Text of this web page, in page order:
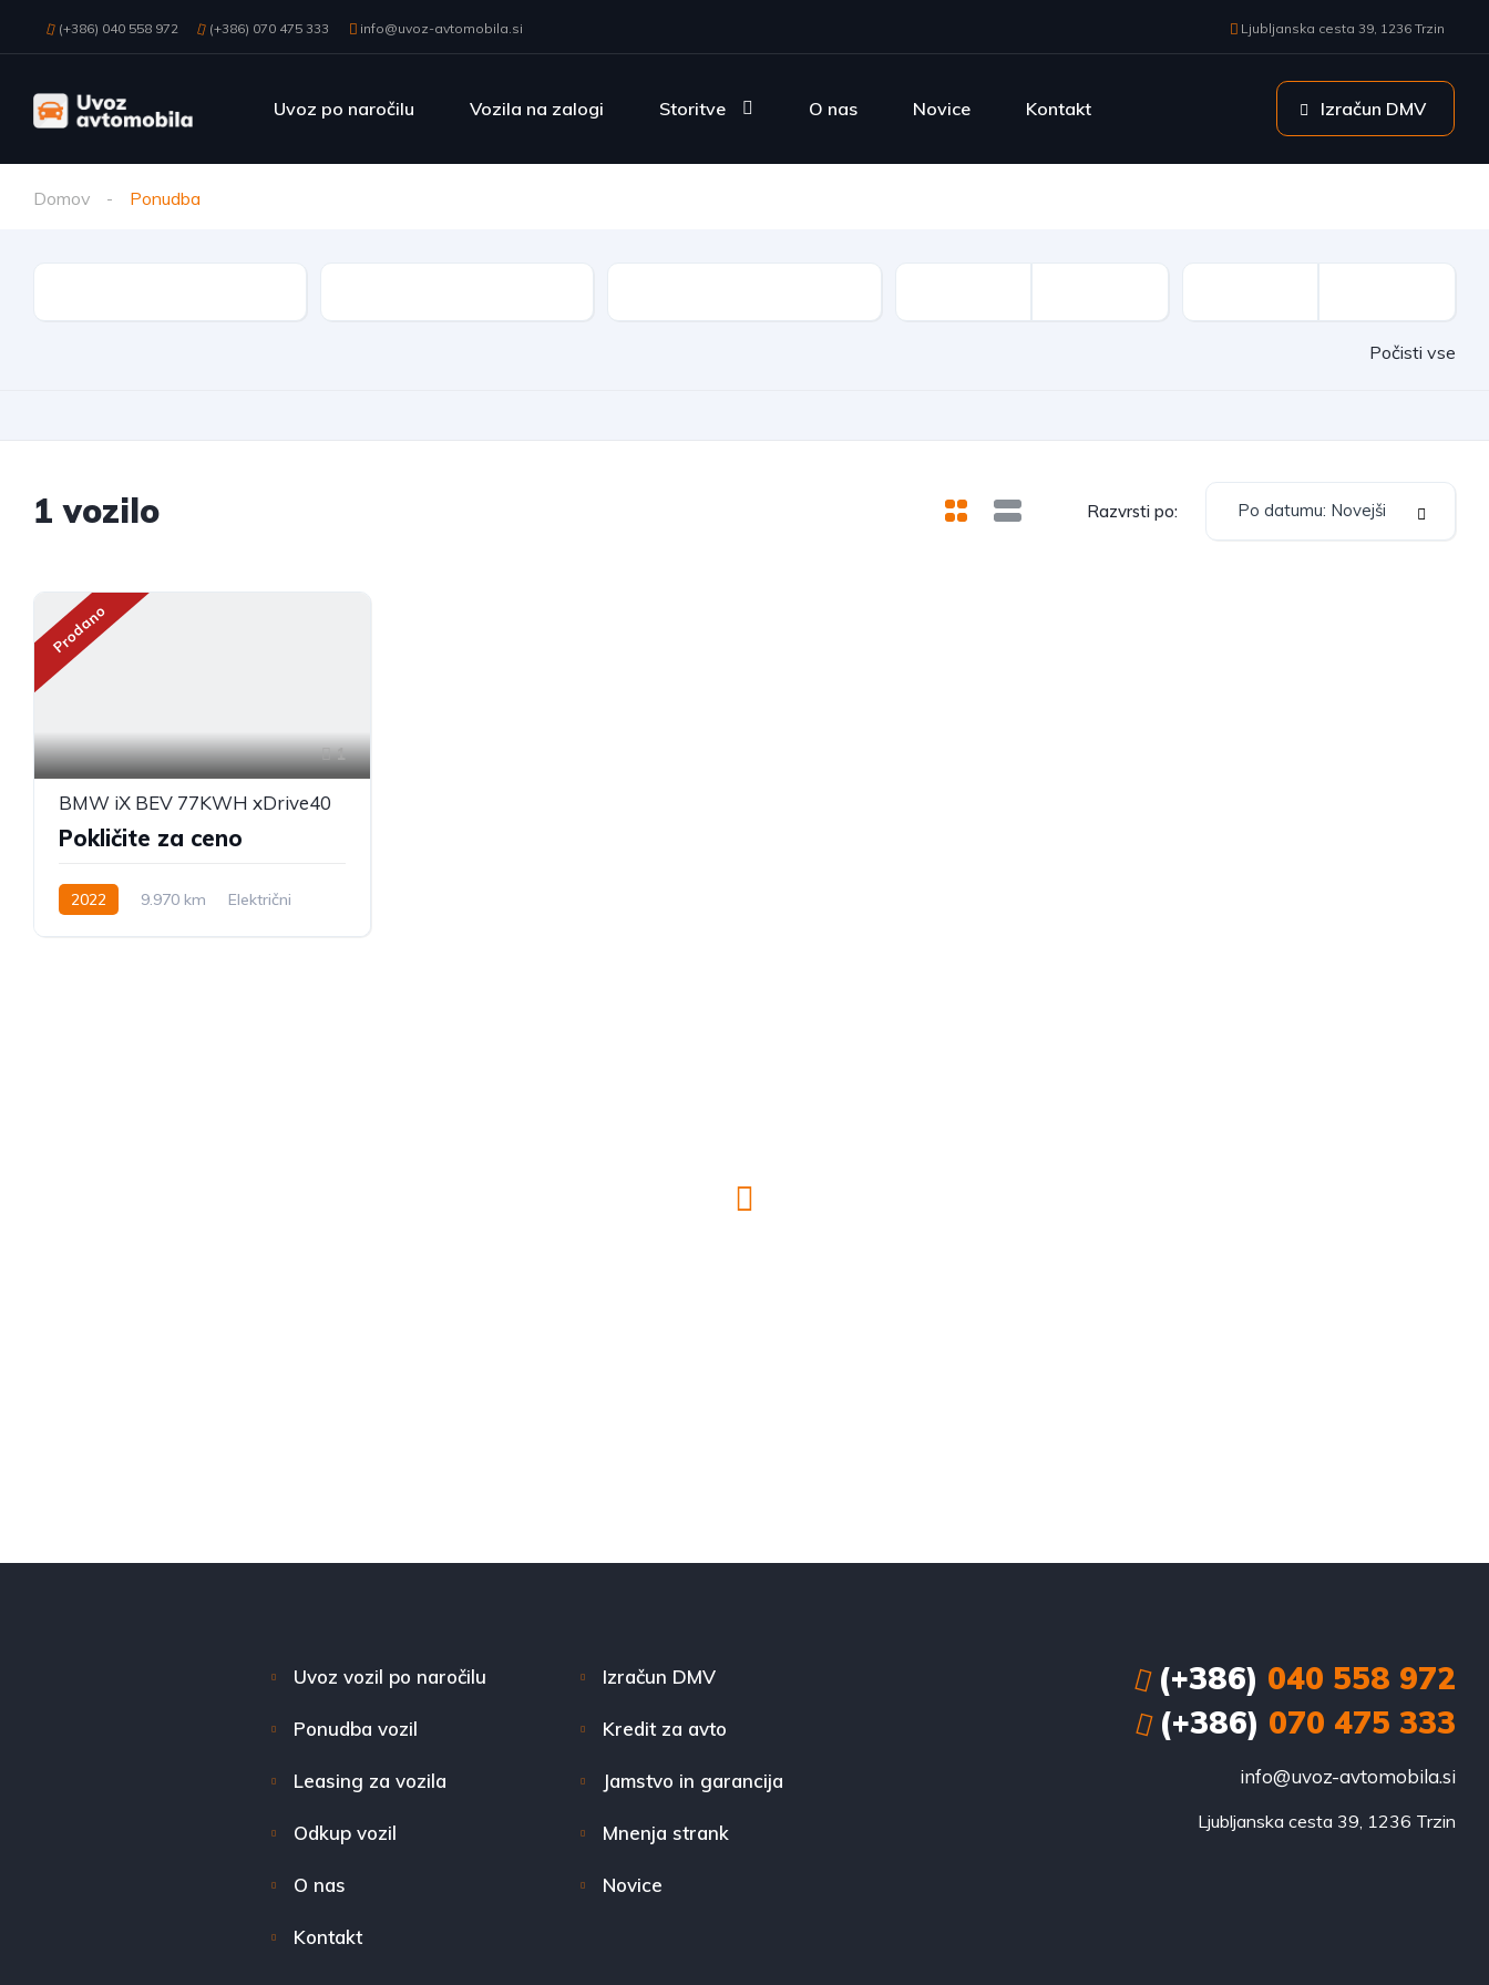
(+386) 040 558 972 (+386) 070 475 333 info@uvoz-avtomobila.si Ljubljanska cesta 39, 1236 Trzin
Uvoz po naročilu Vozila na zalogi Storitve O nas Novice Kontakt Izračun DMV
Domov Ponudba
Počisti vse
1 vozilo Razvrsti po: Po datumu: Novejši
Prodano
1
BMW iX BEV 77KWH xDrive40
Pokličite za ceno
2022 9.970 km Električni
Uvoz vozil po naročilu Izračun DMV
Ponudba vozil Kredit za avto
Leasing za vozila Jamstvo in garancija
Odkup vozil Mnenja strank
O nas Novice
Kontakt
(+386) 040 558 972
(+386) 070 475 333
info@uvoz-avtomobila.si
Ljubljanska cesta 39, 1236 Trzin